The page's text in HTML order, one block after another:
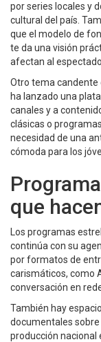
por series locales y
cultural del país.
que el modelo de
te da una visión
afectan al
Otro tema candente
ha lanzado una
canales y a
clásicas o
necesidad de una
cómoda para los
que
Los programas
continúa con su
por formatos de
carismáticos, como
conversación en
También hay
documentales
producción nacional